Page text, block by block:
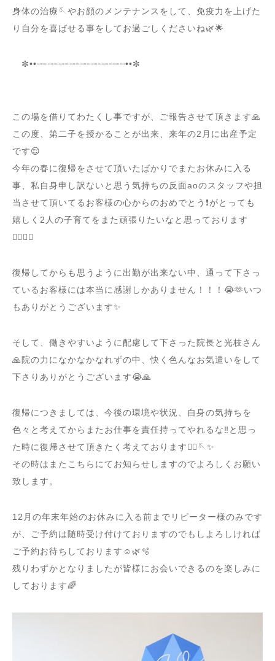
身体の治療🪡やお顔のメンテナンスをして、免疫力を上げた
り自分を喜ばせる事をしてお過ごしくださいね🌿🌟
✼••┈┈┈┈┈┈┈┈┈┈┈┈┈┈┈┈••✼
この場を借りてわたくし事ですが、ご報告させて頂きます🙏
この度、第二子を授かることが出来、来年の2月に出産予定
です😌
今年の春に復帰をさせて頂いたばかりでまたお休みに入る
事、私自身申し訳ないと思う気持ちの反面aoのスタッフや担
当させて頂いてるお客様の心からのおめでとう❗️がとっても
嬉しく2人の子育てをまた頑張りたいなと思っております
🙇‍♀️✨✨
復帰してからも思うように出勤が出来ない中、通って下さっ
ているお客様には本当に感謝しかありません！！！😭🫶いつ
もありがとうございます✨
そして、働きやすいように配慮して下さった院長と光枝さん
🙏院の力になかなかなれずの中、快く色んなお気遣いをして
下さりありがとうございます😭🙏
復帰につきましては、今後の環境や状況、自身の気持ちを
色々と考えてからまたお仕事を責任持ってやれるな‼︎と思っ
た時に復帰させて頂きたく考えております🙇‍♀️🪡✨
その時はまたこちらにてお知らせしますのでよろしくお願い
致します。
12月の年末年始のお休みに入る前までリピーター様のみです
が、ご予約は随時受け付けておりますのでもしよろしければ
ご予約お待ちしております☺️🌿🫧
残りわずかとなりましたが皆様にお会いできるのを楽しみに
しております🌈